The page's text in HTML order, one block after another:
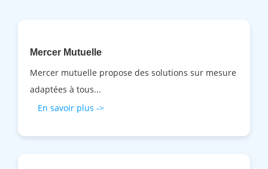
Mercer Mutuelle
Mercer mutuelle propose des solutions sur mesure
adaptées à tous...
En savoir plus ->